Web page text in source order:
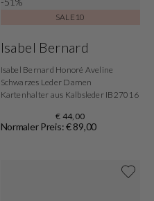
SALE10
Isabel Bernard
Isabel Bernard Honoré Aveline
Schwarzes Leder Damen
Kartenhalter aus Kalbsleder IB27016
€ 44,00
Normaler Preis: € 89,00